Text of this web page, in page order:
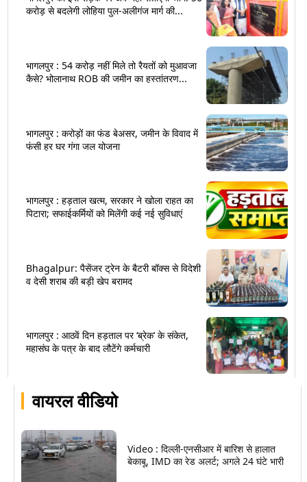
वायरल वीडियो
Video : दिल्ली-एनसीआर में बारिश से हालात
बेकाबू, IMD का रेड अलर्ट; अगले 24 घंटे भारी
करोड़ से बदलेगी लोहिया पुल-अलीगंज मार्ग की...
भागलपुर : 54 करोड़ नहीं मिले तो रैयतों को मुआवजा
कैसे? भोलानाथ ROB की जमीन का हस्तांतरण...
भागलपुर : करोड़ों का फंड बेअसर, जमीन के विवाद में
फंसी हर घर गंगा जल योजना
भागलपुर : हड़ताल खत्म, सरकार ने खोला राहत का
पिटारा; सफाईकर्मियों को मिलेंगी कई नई सुविधाएं
Bhagalpur: पैसेंजर ट्रेन के बैटरी बॉक्स से विदेशी
व देसी शराब की बड़ी खेप बरामद
भागलपुर : आठवें दिन हड़ताल पर ‘ब्रेक’ के संकेत,
महासंघ के पत्र के बाद लौटेंगे कर्मचारी